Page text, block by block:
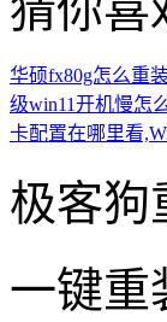
华硕fx80g怎么重
级win11开机慢怎
卡配置在哪里看
极客狗
一键重